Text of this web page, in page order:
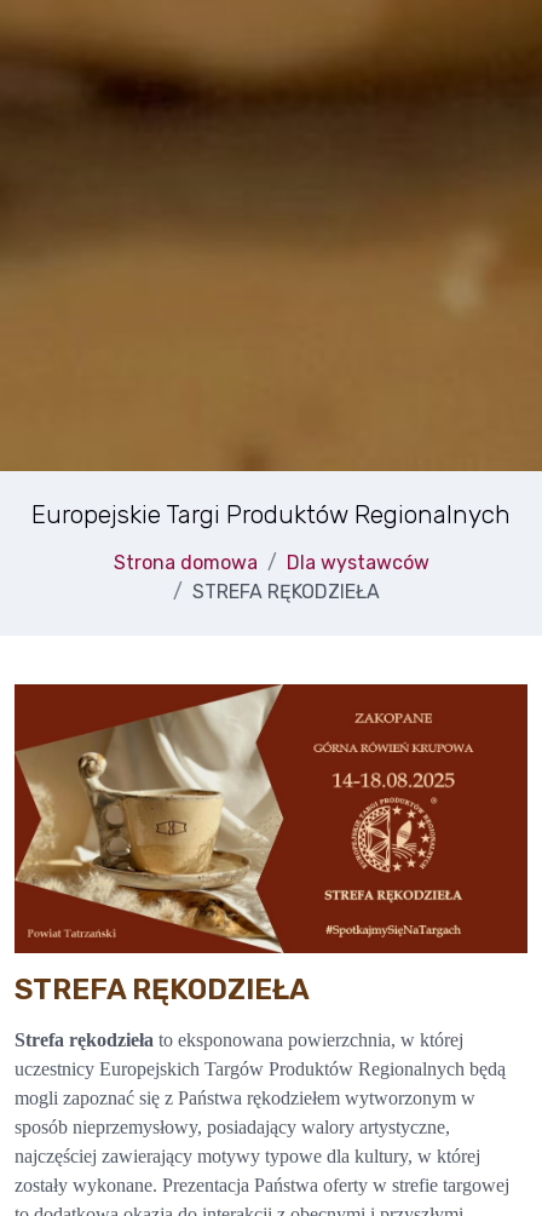
Europejskie Targi Produktów Regionalnych
Strona domowa
Dla wystawców
STREFA RĘKODZIEŁA
STREFA RĘKODZIEŁA
Strefa rękodzieła to eksponowana powierzchnia, w której
uczestnicy Europejskich Targów Produktów Regionalnych będą
mogli zapoznać się z Państwa rękodziełem wytworzonym w
sposób nieprzemysłowy, posiadający walory artystyczne,
najczęściej zawierający motywy typowe dla kultury, w której
zostały wykonane. Prezentacja Państwa oferty w strefie targowej